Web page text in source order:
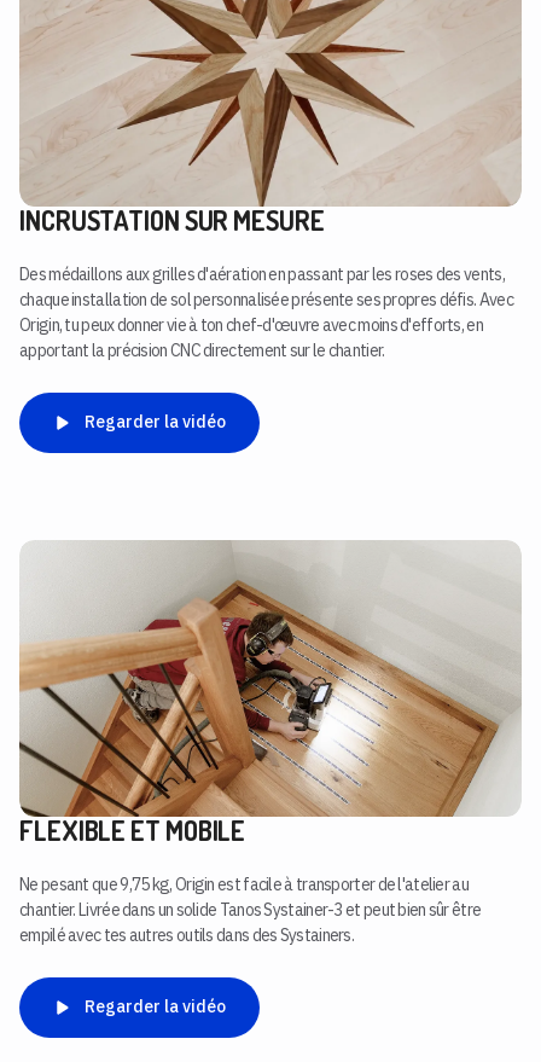
INCRUSTATION SUR MESURE
Des médaillons aux grilles d'aération en passant par les roses des vents,
chaque installation de sol personnalisée présente ses propres défis. Avec
Origin, tu peux donner vie à ton chef-d'œuvre avec moins d'efforts, en
apportant la précision CNC directement sur le chantier.
Regarder la vidéo
FLEXIBLE ET MOBILE
Ne pesant que 9,75 kg, Origin est facile à transporter de l'atelier au
chantier. Livrée dans un solide Tanos Systainer-3 et peut bien sûr être
empilé avec tes autres outils dans des Systainers.
Regarder la vidéo